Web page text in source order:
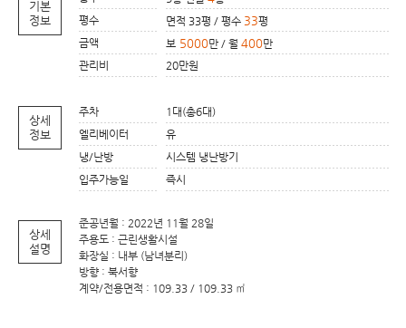
기본
정보
평수
면적 33평 / 평수 33평
금액
보5000만 / 월 400만
관리비
20만원
상세
정보
주차
1대(총6대)
엘리베이터
유
냉/난방
시스템 냉난방기
입주가능일
즉시
상세
설명
준공년월 : 2022년 11월 28일
주용도 : 근린생활시설
화장실 : 내부 (남녀분리)
방향 : 북서향
계약/전용면적 : 109.33 / 109.33 ㎡